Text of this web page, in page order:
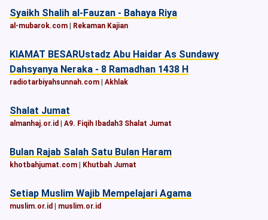
Syaikh Shalih al-Fauzan - Bahaya Riya
al-mubarok.com Rekaman Kajian
KIAMAT BESARUstadz Abu Haidar As Sundawy
Dahsyanya Neraka - 8 Ramadhan 1438 H
radiotarbiyahsunnah.com Akhlak
Shalat Jumat
almanhaj.or.id A9. Fiqih Ibadah3 Shalat Jumat
Bulan Rajab Salah Satu Bulan Haram
khotbahjumat.com Khutbah Jumat
Setiap Muslim Wajib Mempelajari Agama
muslim.or.id muslim.or.id